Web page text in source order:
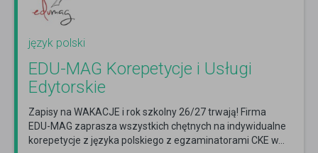
język polski
EDU-MAG Korepetycje i Usługi
Edytorskie
Zapisy na WAKACJE i rok szkolny 26/27 trwają! Firma
EDU-MAG zaprasza wszystkich chętnych na indywidualne
korepetycje z języka polskiego z egzaminatorami CKE w...